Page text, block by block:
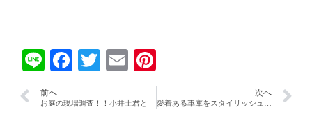
LineFacebook
TwitterEmail
前へ
お庭の現場調査！！小井土君と
次へ